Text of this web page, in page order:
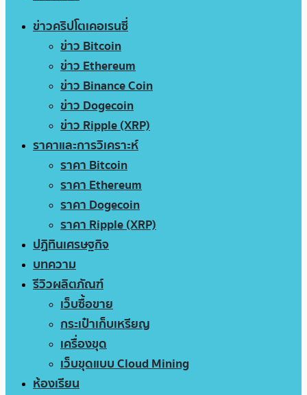
ข่าวคริปโตเคอเรนซี่
ข่าว Bitcoin
ข่าว Ethereum
ข่าว Binance Coin
ข่าว Dogecoin
ข่าว Ripple (XRP)
ราคาและการวิเคราะห์
ราคา Bitcoin
ราคา Ethereum
ราคา Dogecoin
ราคา Ripple (XRP)
ปฏิทินเศรษฐกิจ
บทความ
รีวิวผลิตภัณฑ์
เว็บซื้อขาย
กระเป๋าเก็บเหรียญ
เครื่องขุด
เว็บขุดแบบ Cloud Mining
ห้องเรียน